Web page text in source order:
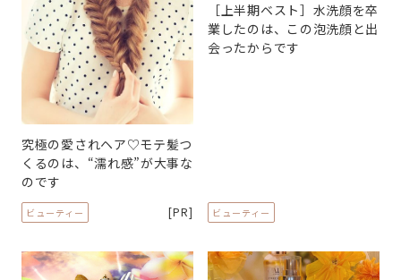
究極の愛されヘア♡モテ髪つ
くるのは、“濡れ感”が大事な
のです
ビューティー [PR]
［上半期ベスト］水洗顔を卒
業したのは、この泡洗顔と出
会ったからです
ビューティー